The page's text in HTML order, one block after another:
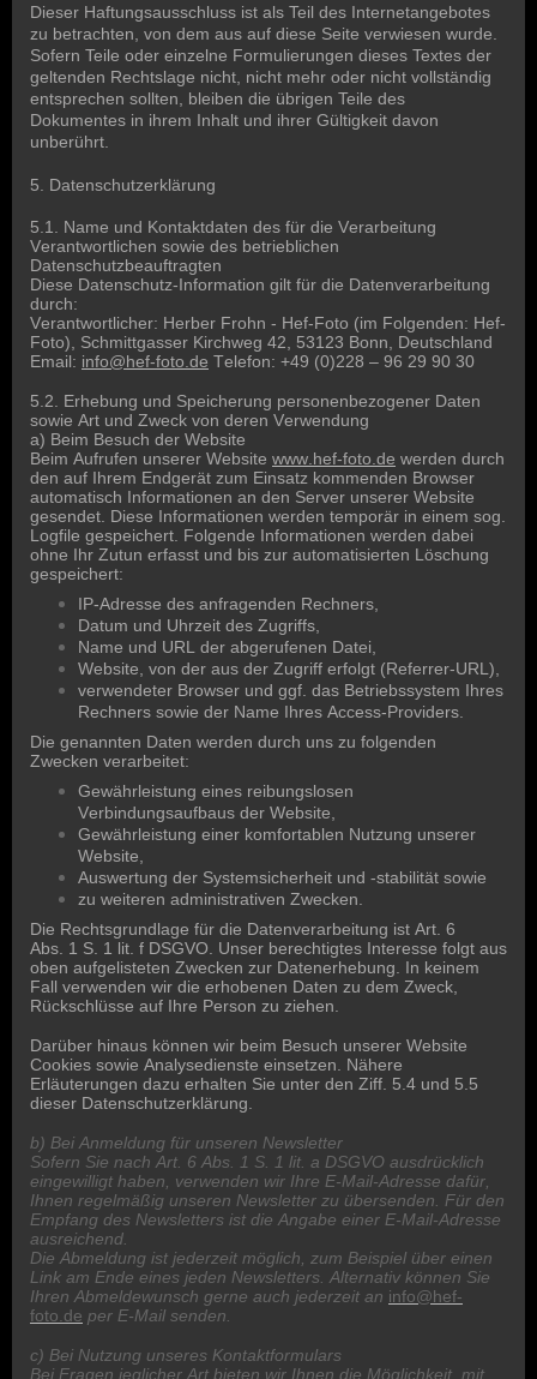
Dieser Haftungsausschluss ist als Teil des Internetangebotes
zu betrachten, von dem aus auf diese Seite verwiesen wurde.
Sofern Teile oder einzelne Formulierungen dieses Textes der
geltenden Rechtslage nicht, nicht mehr oder nicht vollständig
entsprechen sollten, bleiben die übrigen Teile des
Dokumentes in ihrem Inhalt und ihrer Gültigkeit davon
unberührt.
5. Datenschutzerklärung
5.1. Name und Kontaktdaten des für die Verarbeitung
Verantwortlichen sowie des betrieblichen
Datenschutzbeauftragten
Diese Datenschutz-Information gilt für die Datenverarbeitung
durch:
Verantwortlicher: Herber Frohn - Hef-Foto (im Folgenden: Hef-
Foto), Schmittgasser Kirchweg 42, 53123 Bonn, Deutschland
Email: info@hef-foto.de Telefon: +49 (0)228 – 96 29 90 30
5.2. Erhebung und Speicherung personenbezogener Daten
sowie Art und Zweck von deren Verwendung
a) Beim Besuch der Website
Beim Aufrufen unserer Website www.hef-foto.de werden durch
den auf Ihrem Endgerät zum Einsatz kommenden Browser
automatisch Informationen an den Server unserer Website
gesendet. Diese Informationen werden temporär in einem sog.
Logfile gespeichert. Folgende Informationen werden dabei
ohne Ihr Zutun erfasst und bis zur automatisierten Löschung
gespeichert:
IP-Adresse des anfragenden Rechners,
Datum und Uhrzeit des Zugriffs,
Name und URL der abgerufenen Datei,
Website, von der aus der Zugriff erfolgt (Referrer-URL),
verwendeter Browser und ggf. das Betriebssystem Ihres
Rechners sowie der Name Ihres Access-Providers.
Die genannten Daten werden durch uns zu folgenden
Zwecken verarbeitet:
Gewährleistung eines reibungslosen
Verbindungsaufbaus der Website,
Gewährleistung einer komfortablen Nutzung unserer
Website,
Auswertung der Systemsicherheit und -stabilität sowie
zu weiteren administrativen Zwecken.
Die Rechtsgrundlage für die Datenverarbeitung ist Art. 6
Abs. 1 S. 1 lit. f DSGVO. Unser berechtigtes Interesse folgt aus
oben aufgelisteten Zwecken zur Datenerhebung. In keinem
Fall verwenden wir die erhobenen Daten zu dem Zweck,
Rückschlüsse auf Ihre Person zu ziehen.
Darüber hinaus können wir beim Besuch unserer Website
Cookies sowie Analysedienste einsetzen. Nähere
Erläuterungen dazu erhalten Sie unter den Ziff. 5.4 und 5.5
dieser Datenschutzerklärung.
b) Bei Anmeldung für unseren Newsletter
Sofern Sie nach Art. 6 Abs. 1 S. 1 lit. a DSGVO ausdrücklich
eingewilligt haben, verwenden wir Ihre E-Mail-Adresse dafür,
Ihnen regelmäßig unseren Newsletter zu übersenden. Für den
Empfang des Newsletters ist die Angabe einer E-Mail-Adresse
ausreichend.
Die Abmeldung ist jederzeit möglich, zum Beispiel über einen
Link am Ende eines jeden Newsletters. Alternativ können Sie
Ihren Abmeldewunsch gerne auch jederzeit an info@hef-
foto.de per E-Mail senden.
c) Bei Nutzung unseres Kontaktformulars
Bei Fragen jeglicher Art bieten wir Ihnen die Möglichkeit, mit